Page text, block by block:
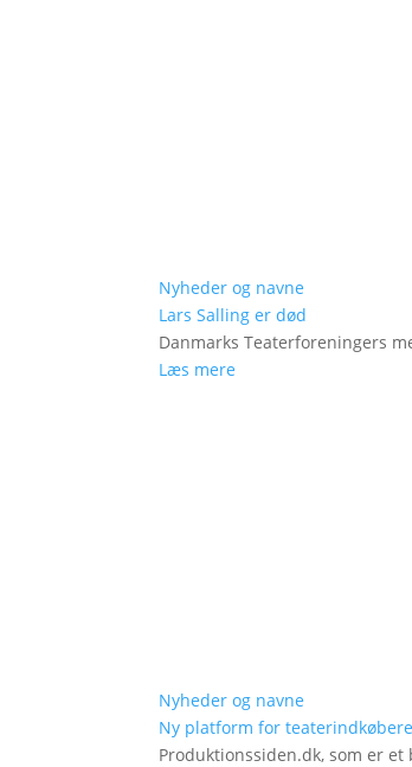
Nyheder og navne
Lars Salling er død
Danmarks Teaterforeningers
Læs mere
Nyheder og navne
Ny platform for teaterindkøbere
Produktionssiden.dk, som er